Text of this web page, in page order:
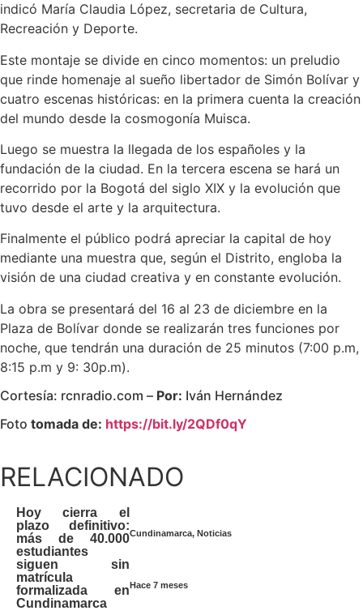
indicó María Claudia López, secretaria de Cultura,
Recreación y Deporte.
Este montaje se divide en cinco momentos: un preludio
que rinde homenaje al sueño libertador de Simón Bolívar y
cuatro escenas históricas: en la primera cuenta la creación
del mundo desde la cosmogonía Muisca.
Luego se muestra la llegada de los españoles y la
fundación de la ciudad. En la tercera escena se hará un
recorrido por la Bogotá del siglo XIX y la evolución que
tuvo desde el arte y la arquitectura.
Finalmente el público podrá apreciar la capital de hoy
mediante una muestra que, según el Distrito, engloba la
visión de una ciudad creativa y en constante evolución.
La obra se presentará del 16 al 23 de diciembre en la
Plaza de Bolívar donde se realizarán tres funciones por
noche, que tendrán una duración de 25 minutos (7:00 p.m,
8:15 p.m y 9: 30p.m).
Cortesía: rcnradio.com – Por: Iván Hernández
Foto tomada de: https://bit.ly/2QDf0qY
RELACIONADO
Cundinamarca, Noticias
Hace 7 meses
Hoy cierra el
plazo definitivo:
más de 40.000
estudiantes
siguen sin
matrícula
formalizada en
Cundinamarca